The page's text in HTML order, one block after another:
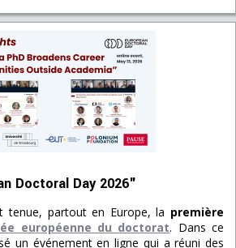
Doctoral Day 2026"
tenue, partout en Europe, la première
européenne du doctorat. Dans ce
un événement en ligne qui a réuni des